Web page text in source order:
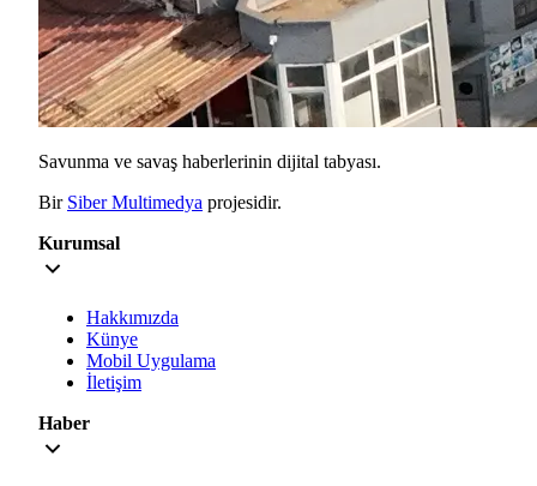
Savunma ve savaş haberlerinin dijital tabyası.
Bir Siber Multimedya projesidir.
Kurumsal
Hakkımızda
Künye
Mobil Uygulama
İletişim
Haber